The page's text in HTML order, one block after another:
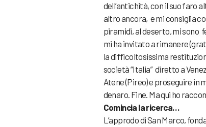
dell’antichità, con il suo faro
altro ancora, e mi consiglia
piramidi, al deserto, mi sono
mi ha invitato a rimanere
la difficoltosissima
società “Italia” diretto a
Atene (Pireo) e proseguire
denaro. Fine. Ma qui ho
Comincia la ricerca…
L’approdo di San Marco,